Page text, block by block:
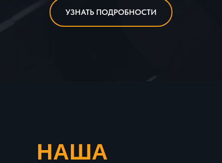
УЗНАТЬ ПОДРОБНОСТИ
НАША